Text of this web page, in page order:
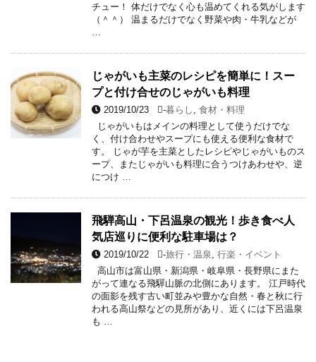
チュー！ 体だけでなく心も温めてくれる気がします
（＾＾） 温まるだけでなく野菜や肉・牛乳などが
じゃがいも主菜のレシピを簡単に！スー
プと付け合せのじゃがいも料理
2019/10/23 -暮らし
食材・料理
じゃがいもはメインの料理として使うだけでな
く、付け合わせやスープにも使える便利な食材で
す。 じゃが芋を主菜としたレシピやじゃがいものス
ープ、またじゃがいも料理に合うつけあわせや、逆
につけ …
飛騨高山・下呂温泉の観光！歩き食べ人
気店巡りに便利な駐車場は？
2019/10/22 -旅行・温泉
行楽・イベント
高山市は富山県・新潟県・岐阜県・長野県にまた
がって連なる飛驒山脈の北側にあります。 江戸時代
の面影を残す古い町並みや豊かな自然・春と秋に行
われる高山祭などの見所があり、近くには下呂温泉
も …